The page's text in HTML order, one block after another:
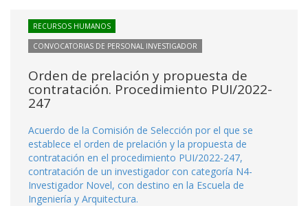
RECURSOS HUMANOS
CONVOCATORIAS DE PERSONAL INVESTIGADOR
Orden de prelación y propuesta de
contratación. Procedimiento PUI/2022-
247
Acuerdo de la Comisión de Selección por el que se
establece el orden de prelación y la propuesta de
contratación en el procedimiento PUI/2022-247,
contratación de un investigador con categoría N4-
Investigador Novel, con destino en la Escuela de
Ingeniería y Arquitectura.